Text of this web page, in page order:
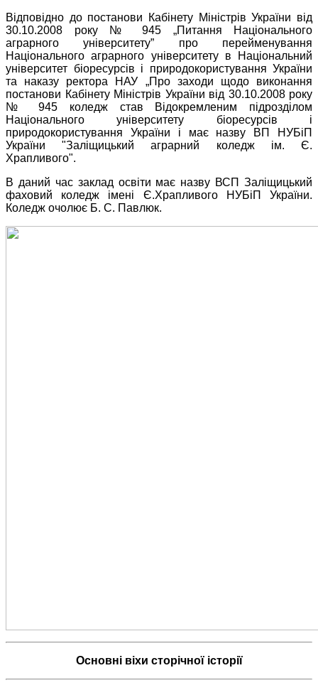
Відповідно до постанови Кабінету Міністрів України від
30.10.2008 року № 945 „Питання Національного
аграрного університету” про перейменування
Національного аграрного університету в Національний
університет біоресурсів і природокористування України
та наказу ректора НАУ „Про заходи щодо виконання
постанови Кабінету Міністрів України від 30.10.2008 року
№ 945 коледж став Відокремленим підрозділом
Національного університету біоресурсів і
природокористування України і має назву ВП НУБіП
України "Заліщицький аграрний коледж ім. Є.
Храпливого".
В даний час заклад освіти має назву ВСП Заліщицький
фаховий коледж імені Є.Храпливого
НУБіП України.
Коледж очолює Б. С. Павлюк.
Основні віхи сторічної історії